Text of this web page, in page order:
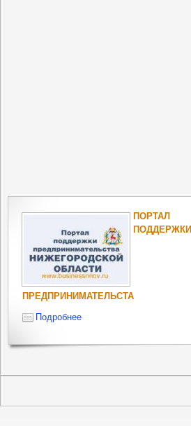
ПОРТАЛ
ПОДДЕРЖКИ
ПРЕДПРИНИМАТЕЛЬСТА
Подробнее